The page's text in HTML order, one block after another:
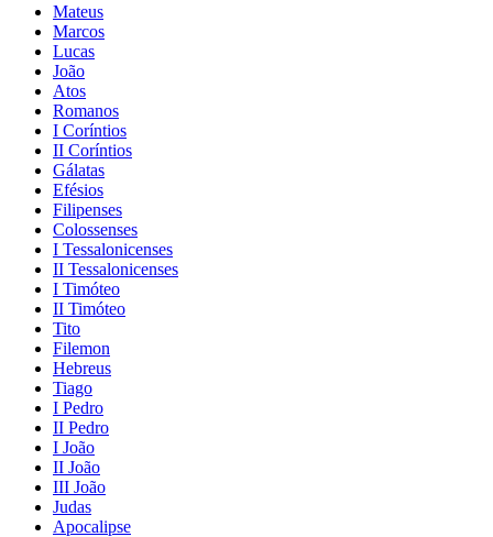
Mateus
Marcos
Lucas
João
Atos
Romanos
I Coríntios
II Coríntios
Gálatas
Efésios
Filipenses
Colossenses
I Tessalonicenses
II Tessalonicenses
I Timóteo
II Timóteo
Tito
Filemon
Hebreus
Tiago
I Pedro
II Pedro
I João
II João
III João
Judas
Apocalipse